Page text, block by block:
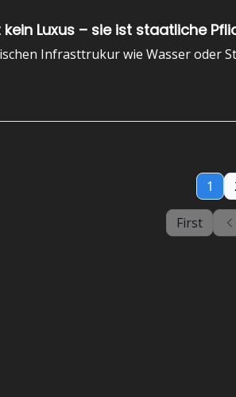
Luxus – sie ist staatliche
Infrasttrukur wie Wasser oder
First
1